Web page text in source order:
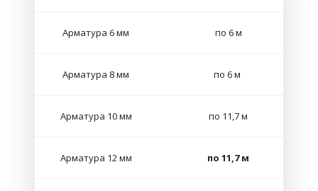
Арматура 6 мм по 6 м
Арматура 8 мм по 6 м
Арматура 10 мм по 11,7 м
Арматура 12 мм по 11,7 м